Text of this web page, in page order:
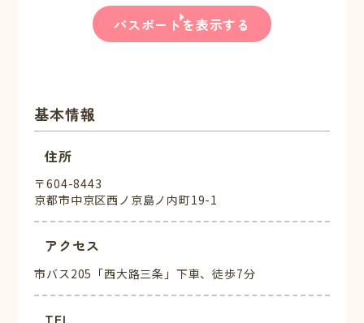
パスポートを表示する
基本情報
住所
〒604-8443
京都市中京区西ノ京島ノ内町19-1
アクセス
市バス205「西大路三条」下車、徒歩7分